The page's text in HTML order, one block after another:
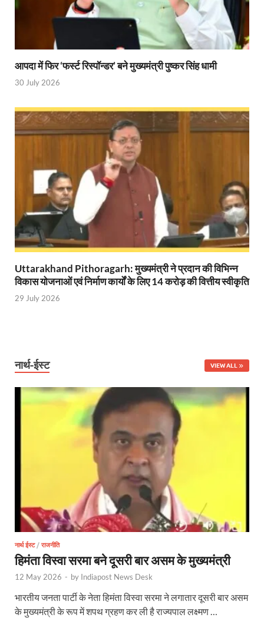
आपदा में फिर ‘फर्स्ट रिस्पॉन्डर’ बने मुख्यमंत्री पुष्कर सिंह धामी
30 July 2026
Uttarakhand Pithoragarh: मुख्यमंत्री ने प्रदान की विभिन्न
विकास योजनाओं एवं निर्माण कार्यों के लिए 14 करोड़ की वित्तीय स्वीकृति
29 July 2026
नार्थ-ईस्ट VIEW ALL
नार्थ ईस्ट/ राजनीति
हिमंता विस्वा सरमा बने दूसरी बार असम के मुख्यमंत्री
12 May 2026 - by Indiapost News Desk
भारतीय जनता पार्टी के नेता हिमंता विस्वा सरमा ने लगातार दूसरी बार असम
के मुख्यमंत्री के रूप में शपथ ग्रहण कर ली है राज्यपाल लक्ष्मण …